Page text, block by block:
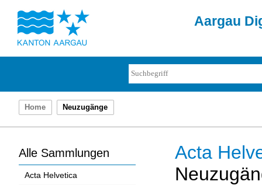
Aargau
Home Neuzugänge
Alle Sammlungen
Acta Helvetica
Acta